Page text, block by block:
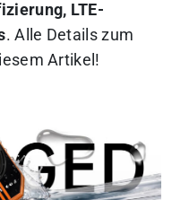
LTE-
. Alle Details zum
Artikel!